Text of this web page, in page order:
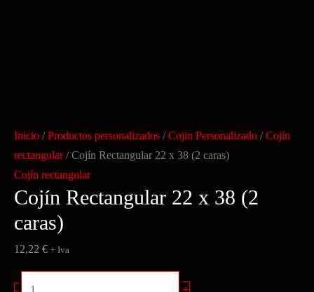
Inicio /Productos personalizados /Cojin Personalizado /Cojín
rectangular/ Cojín Rectangular 22 x 38 (2 caras)
Cojín rectangular
Cojín Rectangular 22 x 38 (2
caras)
12,22 € + Iva
- +